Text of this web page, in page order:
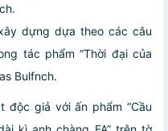
dựng dựa theo các câu
tác phẩm “Thời đại của
Bulfnch.
độc giả với ấn phẩm “Cầu